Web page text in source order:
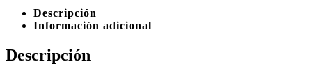
Descripción
Información adicional
Descripción